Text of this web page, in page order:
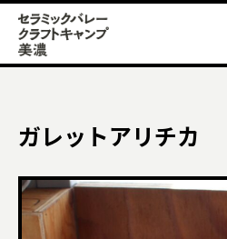
ガレットアリチカ